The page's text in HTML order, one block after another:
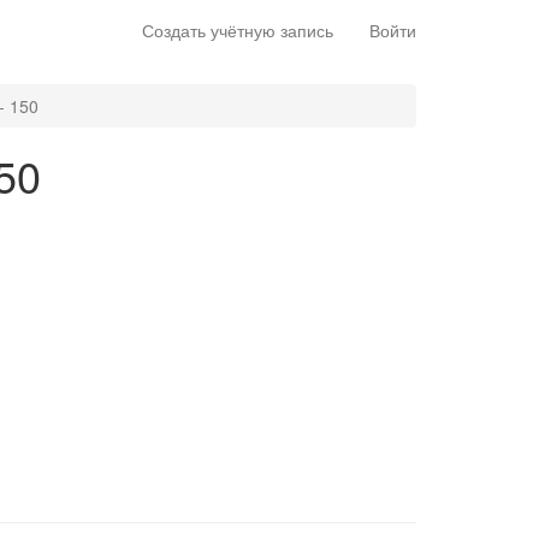
Создать учётную запись Войти
150